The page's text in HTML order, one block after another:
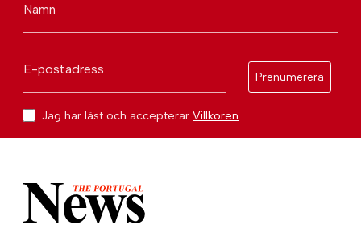
Namn
E-postadress
Prenumerera
Jag har läst och accepterar Villkoren